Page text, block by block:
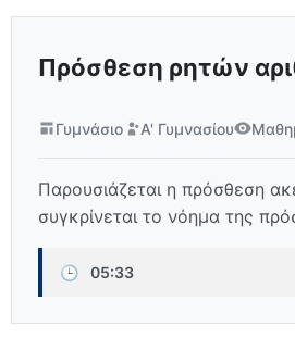
Πρόσθεση ρητών
Γυμνάσιο Α' Γυμνασίου
Παρουσιάζεται η πρόσθεση
συγκρίνεται το νόημα της
🕒 05:33